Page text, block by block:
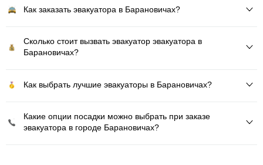
Как заказать эвакуатора в Барановичах?
Сколько стоит вызвать эвакуатор эвакуатора в
Барановичах?
Как выбрать лучшие эвакуаторы в Барановичах?
Какие опции посадки можно выбрать при заказе
эвакуатора в городе Барановичах?